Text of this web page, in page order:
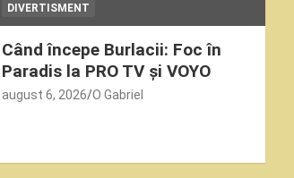
DIVERTISMENT
Când începe Burlacii: Foc în
Paradis la PRO TV și VOYO
august 6, 2026 O Gabriel